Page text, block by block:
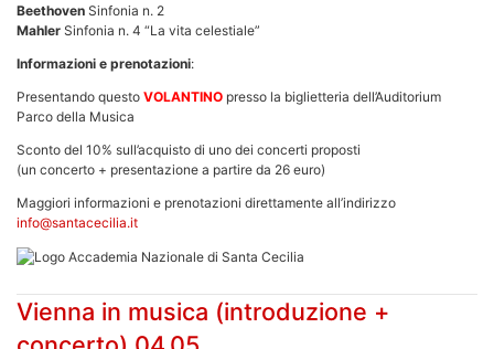
Beethoven Sinfonia n. 2
Mahler Sinfonia n. 4 “La vita celestiale”
Informazioni e prenotazioni:
Presentando questo VOLANTINO presso la biglietteria dell’Auditorium
Parco della Musica
Sconto del 10% sull’acquisto di uno dei concerti proposti
(un concerto + presentazione a partire da 26 euro)
Maggiori informazioni e prenotazioni direttamente all’indirizzo
info@santacecilia.it
Vienna in musica (introduzione +